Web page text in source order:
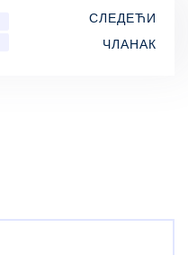
СЛЕДЕЋИ
ЧЛАНАК